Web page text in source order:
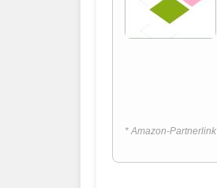
* Amazon-Partnerlink